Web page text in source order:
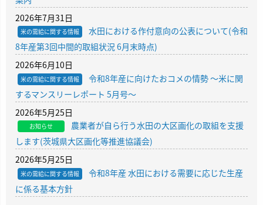
2026年7月31日
米の需給に関する情報
水田における作付意向の公表について(令和
8年産第3回中間的取組状況 6月末時点)
2026年6月10日
米の需給に関する情報
令和8年産に向けたおコメの情勢 〜米に関
するマンスリーレポート 5月号〜
2026年5月25日
お知らせ
農業者が自ら行う水田の大区画化の取組を支援
します(茨城県大区画化等推進協議会)
2026年5月25日
米の需給に関する情報
令和8年産 水田における需要に応じた生産
に係る基本方針